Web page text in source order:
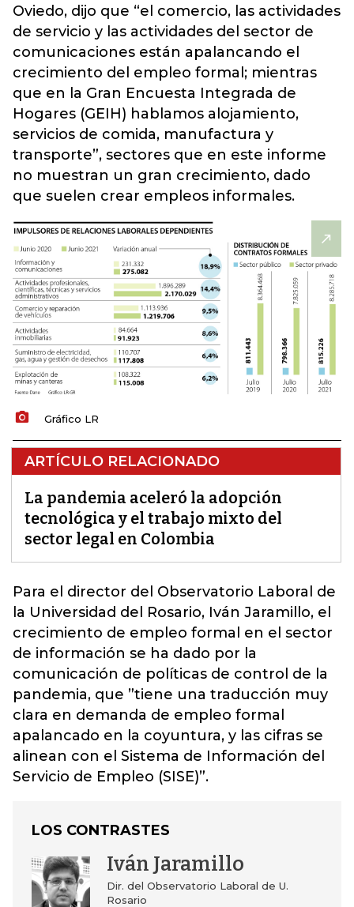
Oviedo, dijo que “el comercio, las actividades
de servicio y las actividades del sector de
comunicaciones están apalancando el
crecimiento del empleo formal; mientras
que en la Gran Encuesta Integrada de
Hogares (GEIH) hablamos alojamiento,
servicios de comida, manufactura y
transporte”, sectores que en este informe
no muestran un gran crecimiento, dado
que suelen crear empleos informales.
Gráfico LR
ARTÍCULO RELACIONADO
La pandemia aceleró la adopción
tecnológica y el trabajo mixto del
sector legal en Colombia
Para el director del Observatorio Laboral de
la Universidad del Rosario, Iván Jaramillo, el
crecimiento de empleo formal en el sector
de información se ha dado por la
comunicación de políticas de control de la
pandemia, que ”tiene una traducción muy
clara en demanda de empleo formal
apalancado en la coyuntura, y las cifras se
alinean con el Sistema de Información del
Servicio de Empleo (SISE)”.
LOS CONTRASTES
Iván Jaramillo
Dir. del Observatorio Laboral de U.
Rosario